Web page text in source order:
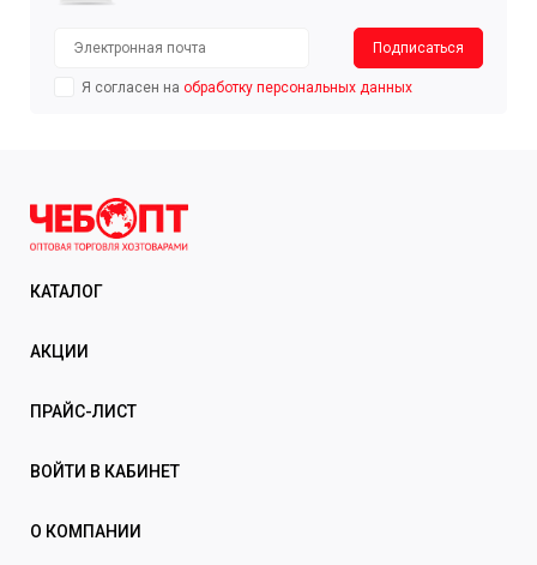
Подписаться
Я согласен на обработку персональных данных
КАТАЛОГ
АКЦИИ
ПРАЙС-ЛИСТ
ВОЙТИ В КАБИНЕТ
О КОМПАНИИ